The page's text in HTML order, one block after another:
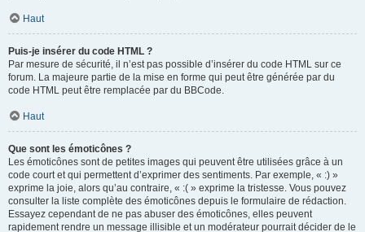
Haut
Puis-je insérer du code HTML ?
Par mesure de sécurité, il n’est pas possible d’insérer du code HTML sur ce
forum. La majeure partie de la mise en forme qui peut être générée par du
code HTML peut être remplacée par du BBCode.
Haut
Que sont les émoticônes ?
Les émoticônes sont de petites images qui peuvent être utilisées grâce à un
code court et qui permettent d’exprimer des sentiments. Par exemple, « :) »
exprime la joie, alors qu’au contraire, « :( » exprime la tristesse. Vous pouvez
consulter la liste complète des émoticônes depuis le formulaire de rédaction.
Essayez cependant de ne pas abuser des émoticônes, elles peuvent
rapidement rendre un message illisible et un modérateur pourrait décider de le